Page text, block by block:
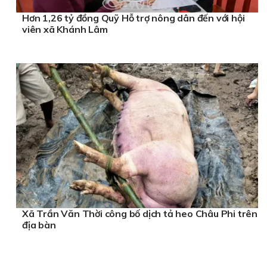
Hơn 1,26 tỷ đồng Quỹ Hỗ trợ nông dân đến với hội
viên xã Khánh Lâm
Xã Trần Văn Thời công bố dịch tả heo Châu Phi trên
địa bàn